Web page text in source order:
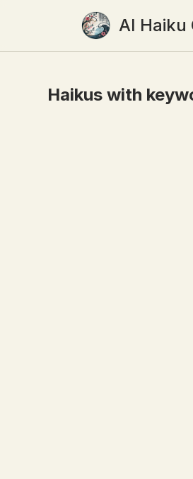
AI Haiku
Haikus with